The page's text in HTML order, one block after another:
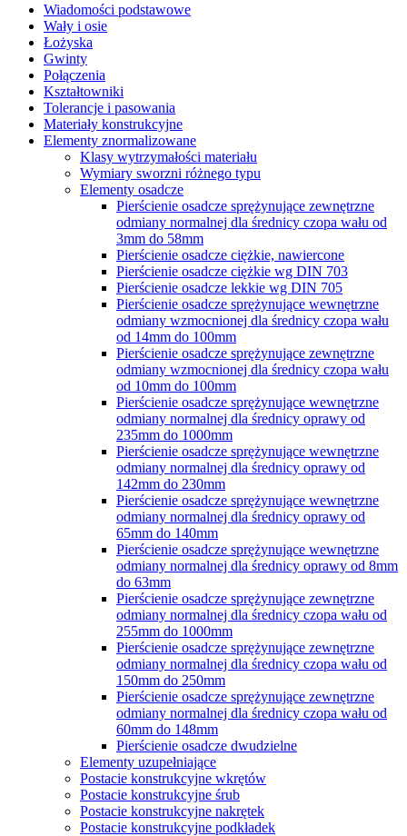
Wiadomości podstawowe
Wały i osie
Łożyska
Gwinty
Połączenia
Kształtowniki
Tolerancje i pasowania
Materiały konstrukcyjne
Elementy znormalizowane
Klasy wytrzymałości materiału
Wymiary sworzni różnego typu
Elementy osadcze
Pierścienie osadcze sprężynujące zewnętrzne
odmiany normalnej dla średnicy czopa wału od
3mm do 58mm
Pierścienie osadcze ciężkie, nawiercone
Pierścienie osadcze ciężkie wg DIN 703
Pierścienie osadcze lekkie wg DIN 705
Pierścienie osadcze sprężynujące wewnętrzne
odmiany wzmocnionej dla średnicy czopa wału
od 14mm do 100mm
Pierścienie osadcze sprężynujące zewnętrzne
odmiany wzmocnionej dla średnicy czopa wału
od 10mm do 100mm
Pierścienie osadcze sprężynujące wewnętrzne
odmiany normalnej dla średnicy oprawy od
235mm do 1000mm
Pierścienie osadcze sprężynujące wewnętrzne
odmiany normalnej dla średnicy oprawy od
142mm do 230mm
Pierścienie osadcze sprężynujące wewnętrzne
odmiany normalnej dla średnicy oprawy od
65mm do 140mm
Pierścienie osadcze sprężynujące wewnętrzne
odmiany normalnej dla średnicy oprawy od 8mm
do 63mm
Pierścienie osadcze sprężynujące zewnętrzne
odmiany normalnej dla średnicy czopa wału od
255mm do 1000mm
Pierścienie osadcze sprężynujące zewnętrzne
odmiany normalnej dla średnicy czopa wału od
150mm do 250mm
Pierścienie osadcze sprężynujące zewnętrzne
odmiany normalnej dla średnicy czopa wału od
60mm do 148mm
Pierścienie osadcze dwudzielne
Elementy uzupełniające
Postacie konstrukcyjne wkrętów
Postacie konstrukcyjne śrub
Postacie konstrukcyjne nakrętek
Postacie konstrukcyjne podkładek